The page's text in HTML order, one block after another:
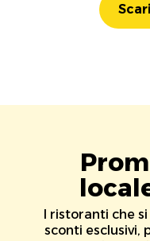
I ristoranti che
sconti esclusivi,